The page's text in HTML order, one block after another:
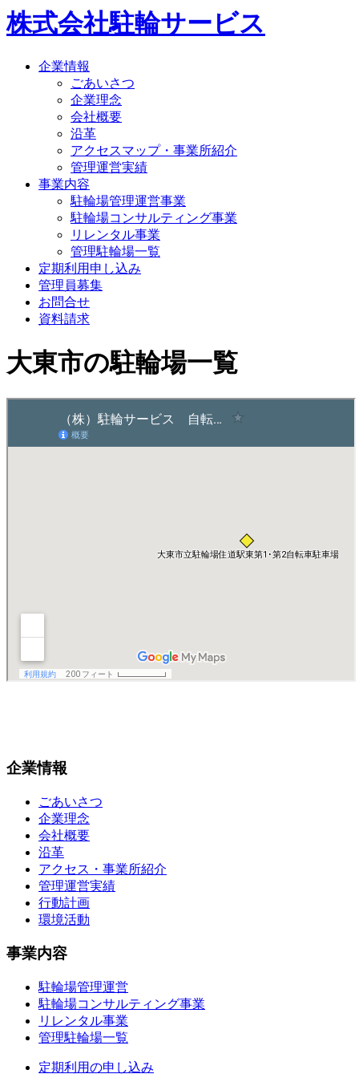
株式会社駐輪サービス
企業情報
ごあいさつ
企業理念
会社概要
沿革
アクセスマップ・事業所紹介
管理運営実績
事業内容
駐輪場管理運営事業
駐輪場コンサルティング事業
リレンタル事業
管理駐輪場一覧
定期利用申し込み
管理員募集
お問合せ
資料請求
大東市の駐輪場一覧
企業情報
ごあいさつ
企業理念
会社概要
沿革
アクセス・事業所紹介
管理運営実績
行動計画
環境活動
事業内容
駐輪場管理運営
駐輪場コンサルティング事業
リレンタル事業
管理駐輪場一覧
定期利用の申し込み